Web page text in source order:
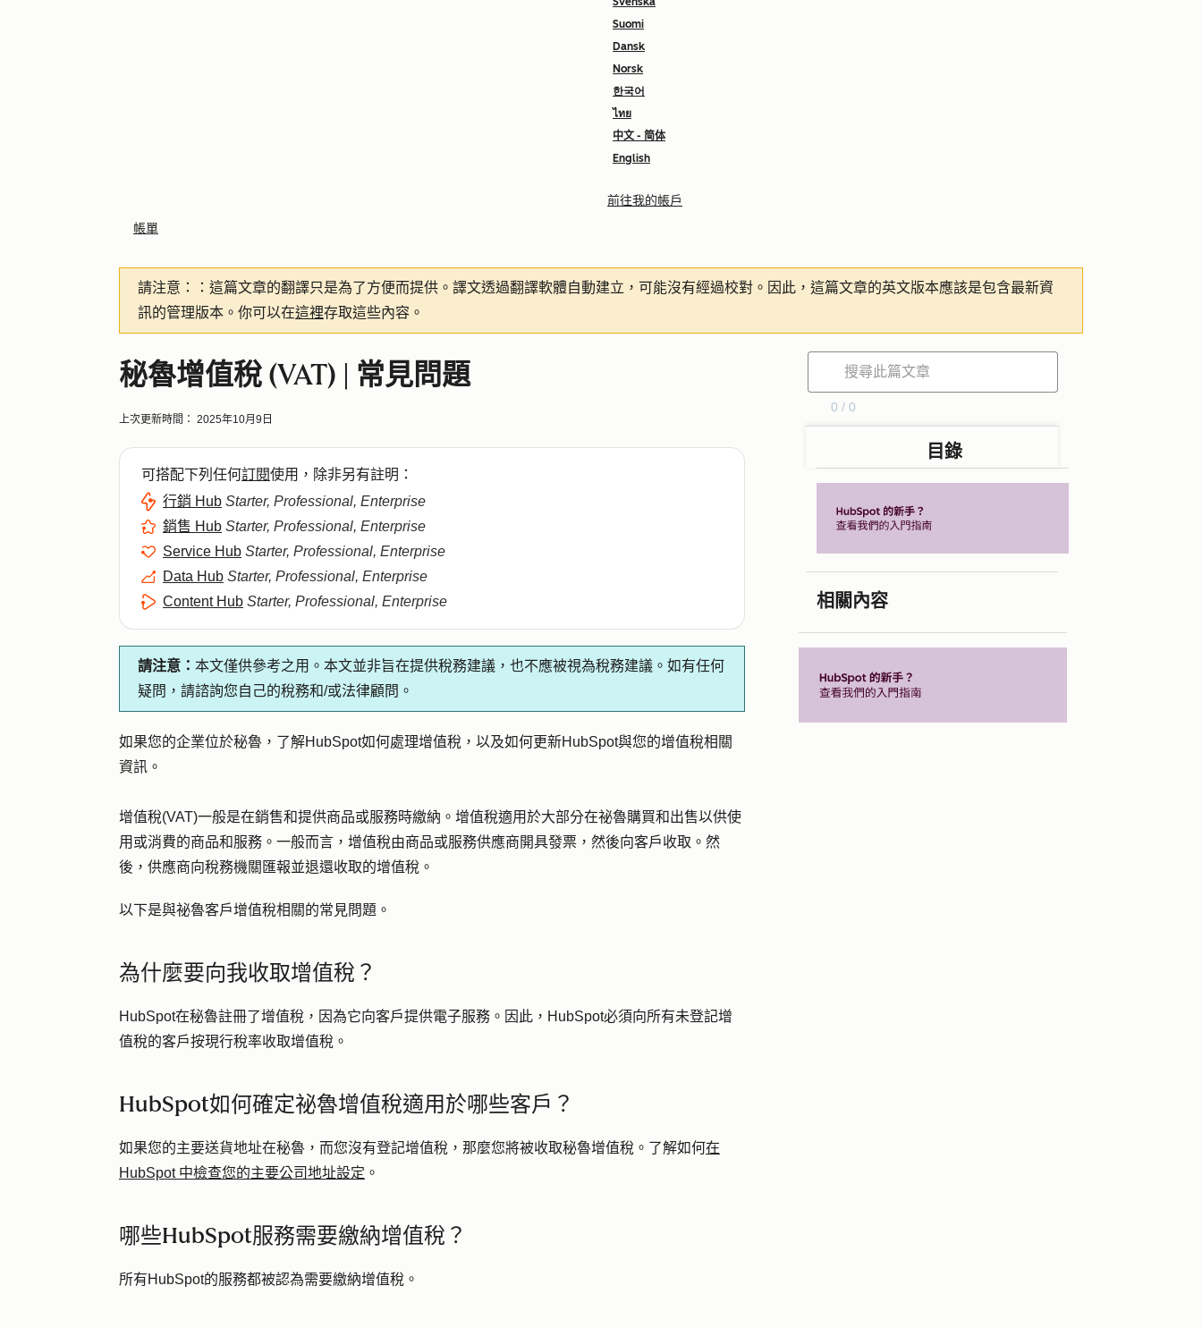
Suomi
Dansk
Norsk
한국어
ไทย
中文 - 简体
English
前往我的帳戶
帳單
請注意：
：這篇文章的翻譯只是為了方便而提供。譯文透過翻譯軟體自動建立，可能沒有經過校對。因此，這篇文章的英文版本應該是包含最新資
訊的管理版本。你可以在這裡存取這些內容。
秘魯增值稅 (VAT) | 常見問題
上次更新時間： 2025年10月9日
可搭配下列任何訂閱使用，除非另有註明：
行銷 Hub Starter, Professional, Enterprise
銷售 Hub Starter, Professional, Enterprise
Service Hub Starter, Professional, Enterprise
Data Hub Starter, Professional, Enterprise
Content Hub Starter, Professional, Enterprise
請注意： 本文僅供參考之用。本文並非旨在提供稅務建議，也不應被視為稅務建議。如有任何
疑問，請諮詢您自己的稅務和/或法律顧問。
如果您的企業位於秘魯，了解HubSpot如何處理增值稅，以及如何更新HubSpot與您的增值稅相關
資訊。
增值稅(VAT)一般是在銷售和提供商品或服務時繳納。增值稅適用於大部分在祕魯購買和出售以供使
用或消費的商品和服務。一般而言，增值稅由商品或服務供應商開具發票，然後向客戶收取。然
後，供應商向稅務機關匯報並退還收取的增值稅。
以下是與祕魯客戶增值稅相關的常見問題。
為什麼要向我收取增值稅？
HubSpot在秘魯註冊了增值稅，因為它向客戶提供電子服務。因此，HubSpot必須向所有未登記增
值稅的客戶按現行稅率收取增值稅。
HubSpot如何確定祕魯增值稅適用於哪些客戶？
如果您的主要送貨地址在秘魯，而您沒有登記增值稅，那麼您將被收取秘魯增值稅。了解如何在
HubSpot 中檢查您的主要公司地址設定 。
哪些HubSpot服務需要繳納增值稅？
所有HubSpot的服務都被認為需要繳納增值稅。
0 / 0
目錄
相關內容